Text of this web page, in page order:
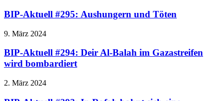
BIP-Aktuell #295: Aushungern und Töten
9. März 2024
BIP-Aktuell #294: Deir Al-Balah im Gazastreifen
wird bombardiert
2. März 2024